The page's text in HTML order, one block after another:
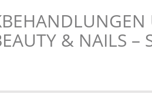
& NAILS –